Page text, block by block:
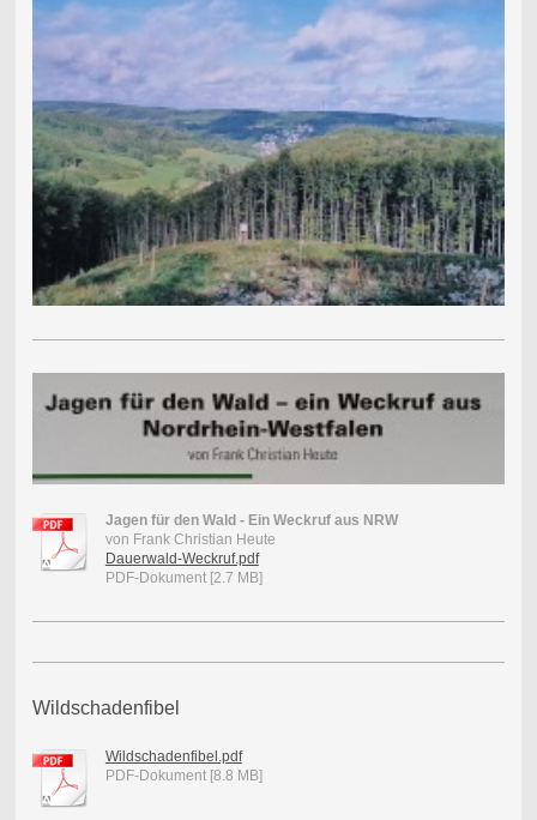
Jagen für den Wald - Ein Weckruf aus NRW
von Frank Christian Heute
Dauerwald-Weckruf.pdf
PDF-Dokument [2.7 MB]
Wildschadenfibel
Wildschadenfibel.pdf
PDF-Dokument [8.8 MB]